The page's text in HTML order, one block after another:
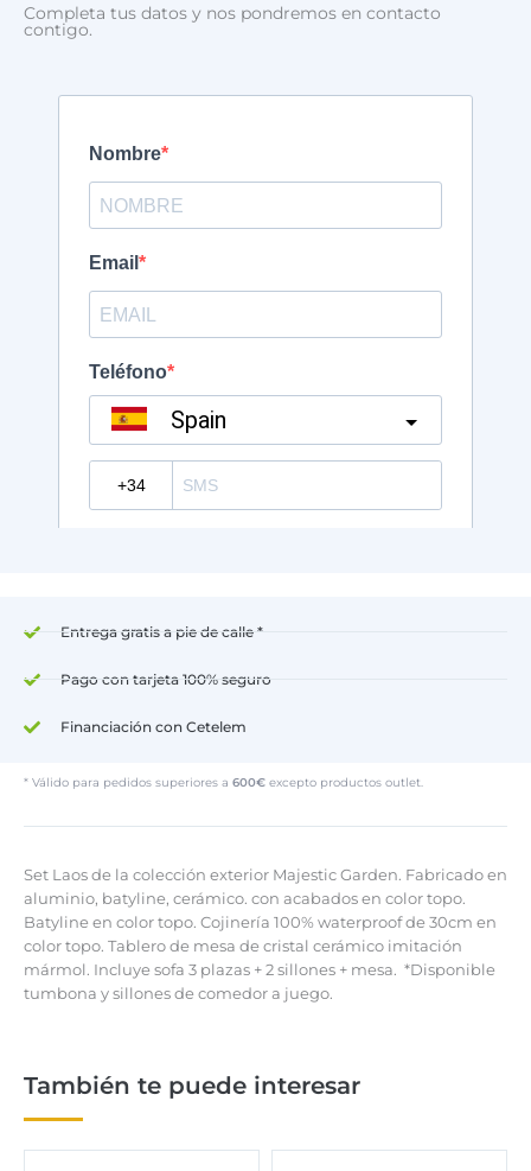
Completa tus datos y nos pondremos en contacto
contigo.
Entrega gratis a pie de calle *
Pago con tarjeta 100% seguro
Financiación con Cetelem
* Válido para pedidos superiores a 600€ excepto productos outlet.
Set Laos de la colección exterior Majestic Garden. Fabricado en
aluminio, batyline, cerámico. con acabados en color topo.
Batyline en color topo. Cojinería 100% waterproof de 30cm en
color topo. Tablero de mesa de cristal cerámico imitación
mármol. Incluye sofa 3 plazas + 2 sillones + mesa. *Disponible
tumbona y sillones de comedor a juego.
También te puede interesar